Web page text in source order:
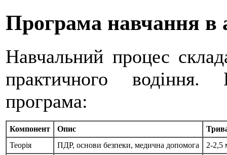
Програма навчання в
Навчальний процес
практичного водіння.
програма:
Компонент Опис
Теорія
ПДР, основи безпеки, медична допомога
2-2,5